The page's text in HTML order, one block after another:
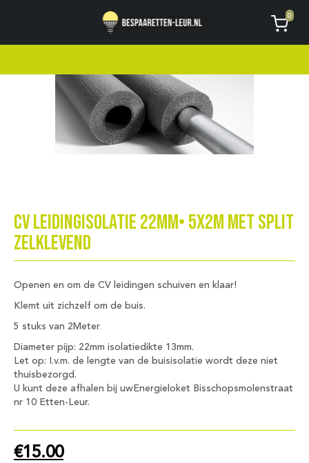
Geen code ontvangen of kwijt?
AVG
CV leidingisolatie 22mm• 5x2M met split
zelklevend
Openen en om de CV leidingen schuiven en klaar!
Klemt uit zichzelf om de buis.
5 stuks van 2Meter
Diameter pijp: 22mm isolatiedikte 13mm.
Let op: I.v.m. de lengte van de buisisolatie wordt deze niet
thuisbezorgd.
U kunt deze afhalen bij uwEnergieloket Bisschopsmolenstraat
nr 10 Etten-Leur.
€15.00
0